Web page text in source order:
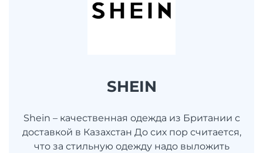
SHEIN
Shein – качественная одежда из Британии с
доставкой в Казахстан До сих пор считается,
что за стильную одежду надо выложить